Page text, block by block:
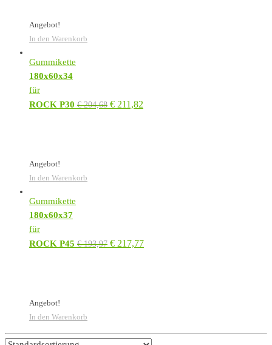
Angebot!
In den Warenkorb
Gummikette
180x60x34
für
ROCK P30 €204,68 € 211,82
Angebot!
In den Warenkorb
Gummikette
180x60x37
für
ROCK P45 €193,97 € 217,77
Angebot!
In den Warenkorb